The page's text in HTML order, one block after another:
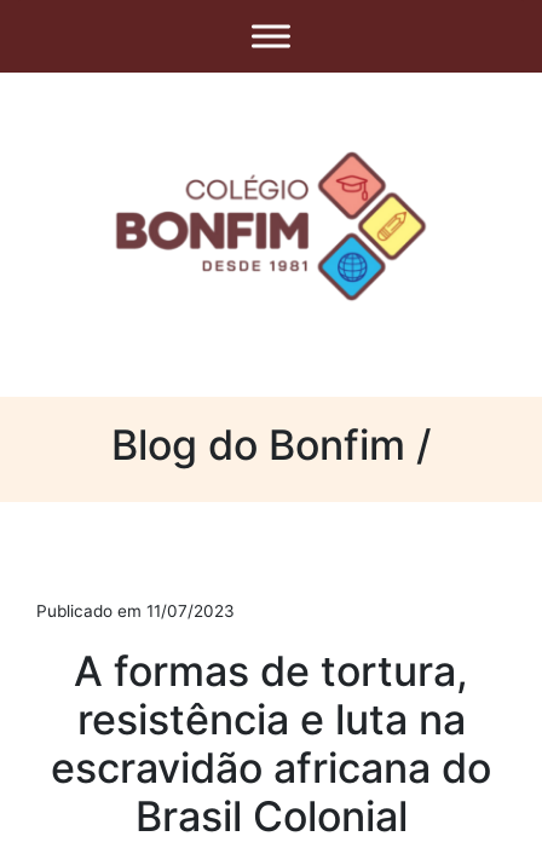
Blog do Bonfim /
Publicado em 11/07/2023
A formas de tortura,
resistência e luta na
escravidão africana do
Brasil Colonial